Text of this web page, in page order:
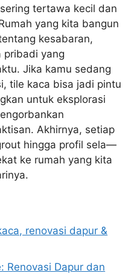
tertawa kecil dan
yang kita bangun
kesabaran,
pribadi yang
Jika kamu sedang
tile kaca bisa jadi pintu
untuk eksplorasi
Akhirnya, setiap
hingga profil sela—
ke rumah yang kita
renovasi dapur &
Renovasi Dapur dan